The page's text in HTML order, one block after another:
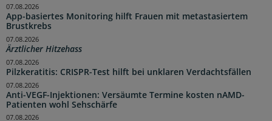
App-basiertes Monitoring hilft Frauen mit metastasiertem
Brustkrebs
07.08.2026
Ärztlicher Hitzehass
07.08.2026
Pilzkeratitis: CRISPR-Test hilft bei unklaren Verdachtsfällen
07.08.2026
Anti-VEGF-Injektionen: Versäumte Termine kosten nAMD-
Patienten wohl Sehschärfe
07.08.2026
07.08.2026